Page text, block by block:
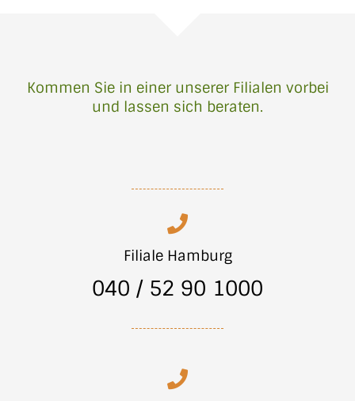
Kommen Sie in einer unserer Filialen vorbei
und lassen sich beraten.
Filiale Hamburg
040 / 52 90 1000